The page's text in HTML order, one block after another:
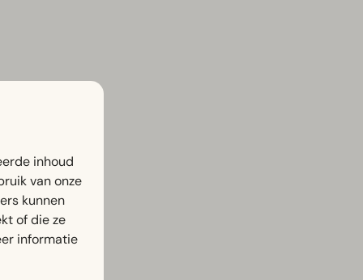
inhoud
van onze
kunnen
of die ze
informatie